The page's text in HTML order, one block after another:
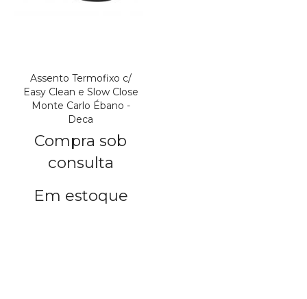
Assento Termofixo c/
Easy Clean e Slow Close
Monte Carlo Ébano -
Deca
Compra sob
consulta
Em estoque